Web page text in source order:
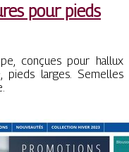
pour pieds
conçues pour hallux
pieds larges. Semelles